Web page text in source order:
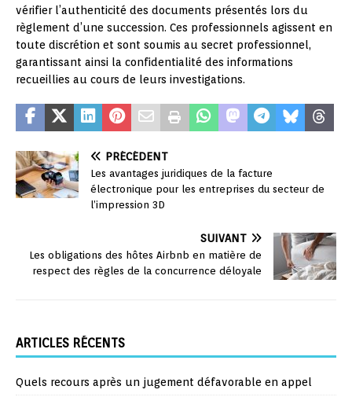
vérifier l’authenticité des documents présentés lors du
règlement d’une succession. Ces professionnels agissent en
toute discrétion et sont soumis au secret professionnel,
garantissant ainsi la confidentialité des informations
recueillies au cours de leurs investigations.
PRÉCÉDENT
Les avantages juridiques de la facture
électronique pour les entreprises du secteur de
l’impression 3D
SUIVANT
Les obligations des hôtes Airbnb en matière de
respect des règles de la concurrence déloyale
ARTICLES RÉCENTS
Quels recours après un jugement défavorable en appel